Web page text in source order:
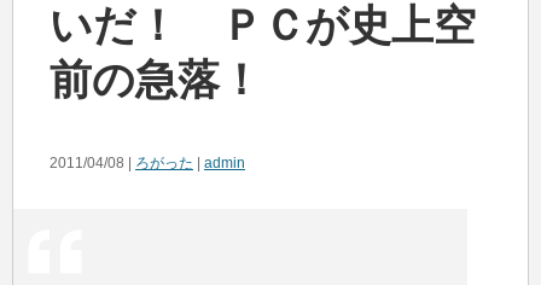
いだ！ ＰＣが史上空
前の急落！
2011/04/08 | ろがった admin